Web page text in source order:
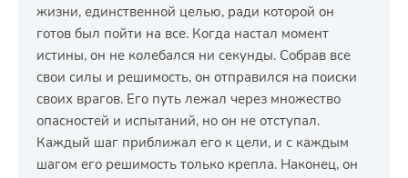
жизни, единственной целью, ради которой он
готов был пойти на все. Когда настал момент
истины, он не колебался ни секунды. Собрав все
свои силы и решимость, он отправился на поиски
своих врагов. Его путь лежал через множество
опасностей и испытаний, но он не отступал.
Каждый шаг приближал его к цели, и с каждым
шагом его решимость только крепла. Наконец, он